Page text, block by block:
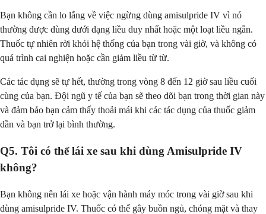
Bạn không cần lo lắng về việc ngừng dùng amisulpride IV vì nó
thường được dùng dưới dạng liều duy nhất hoặc một loạt liều ngắn.
Thuốc tự nhiên rời khỏi hệ thống của bạn trong vài giờ, và không có
quá trình cai nghiện hoặc cần giảm liều từ từ.
Các tác dụng sẽ tự hết, thường trong vòng 8 đến 12 giờ sau liều cuối
cùng của bạn. Đội ngũ y tế của bạn sẽ theo dõi bạn trong thời gian này
và đảm bảo bạn cảm thấy thoải mái khi các tác dụng của thuốc giảm
dần và bạn trở lại bình thường.
Q5. Tôi có thể lái xe sau khi dùng Amisulpride IV
không?
Bạn không nên lái xe hoặc vận hành máy móc trong vài giờ sau khi
dùng amisulpride IV. Thuốc có thể gây buồn ngủ, chóng mặt và thay